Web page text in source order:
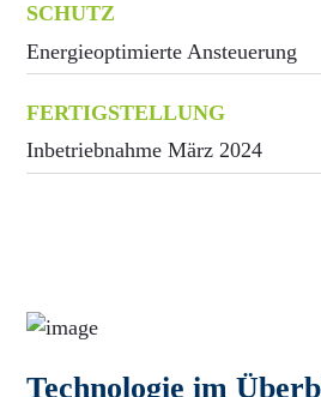
SCHUTZ
Energieoptimierte Ansteuerung
FERTIGSTELLUNG
Inbetriebnahme März 2024
Technologie im